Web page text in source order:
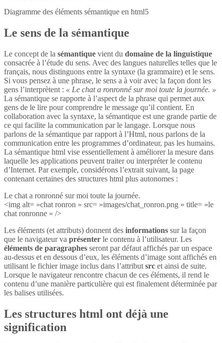
Diagramme des éléments sémantique en html5
Le sens de la sémantique
Le concept de la sémantique vient du domaine de la linguistique
consacrée à l’étude du sens. Avec des langues naturelles telles que le
français, nous distinguons entre la syntaxe (la grammaire) et le sens.
Si vous pensez à une phrase, le sens a à voir avec la façon dont les
gens l’interprètent : « Le chat a ronronné sur moi toute la journée. »
La sémantique se rapporte à l’aspect de la phrase qui permet aux
gens de le lire pour comprendre le message qu’il contient. En
collaboration avec la syntaxe, la sémantique est une grande partie de
ce qui facilite la communication par le langage. Lorsque nous
parlons de la sémantique par rapport à l’Html, nous parlons de la
communication entre les programmes d’ordinateur, pas les humains.
La sémantique html vise essentiellement à améliorer la mesure dans
laquelle les applications peuvent traiter ou interpréter le contenu
d’Internet. Par exemple, considérons l’extrait suivant, la page
contenant certaines des structures html plus autonomes :
Le chat a ronronné sur moi toute la journée.
<img alt= »chat ronron » src= »images/chat_ronron.png » title= »le
chat ronronne » />
Les éléments (et attributs) donnent des informations sur la façon
que le navigateur va présenter le contenu à l’utilisateur. Les
éléments de paragraphes seront par défaut affichés par un espace
au-dessus et en dessous d’eux, les éléments d’image sont affichés en
utilisant le fichier image inclus dans l’attribut src et ainsi de suite.
Lorsque le navigateur rencontre chacun de ces éléments, il rend le
contenu d’une manière particulière qui est finalement déterminée par
les balises utilisées.
Les structures html ont déjà une
signification